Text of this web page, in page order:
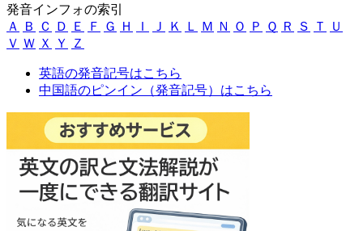
発音インフォの索引
Ａ
Ｂ Ｃ Ｄ Ｅ Ｆ Ｇ Ｈ Ｉ Ｊ Ｋ Ｌ Ｍ Ｎ Ｏ Ｐ Ｑ Ｒ Ｓ Ｔ
Ｕ
Ｖ Ｗ Ｘ Ｙ Ｚ
英語の発音記号はこちら
中国語のピンイン（発音記号）はこちら